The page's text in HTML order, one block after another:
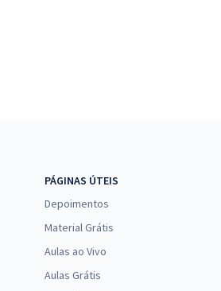
PÁGINAS ÚTEIS
Depoimentos
Material Grátis
Aulas ao Vivo
Aulas Grátis